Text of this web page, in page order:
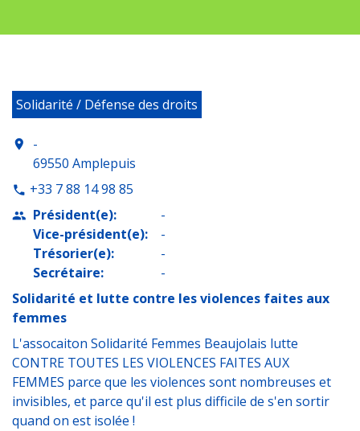
Solidarité / Défense des droits
location_on
-
69550 Amplepuis
phone +33 7 88 14 98 85
people Président(e):
Vice-président(e):
Trésorier(e):
Secrétaire:
-
-
-
-
Solidarité et lutte contre les violences faites aux
femmes
L'assocaiton Solidarité Femmes Beaujolais lutte
CONTRE TOUTES LES VIOLENCES FAITES AUX
FEMMES parce que les violences sont nombreuses et
invisibles, et parce qu'il est plus difficile de s'en sortir
quand on est isolée !